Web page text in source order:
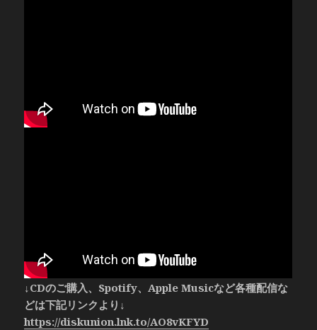
↓CDのご購入、Spotify、Apple Musicなど各種配信な
どは下記リンクより↓
https://diskunion.lnk.to/AO8vKFYD